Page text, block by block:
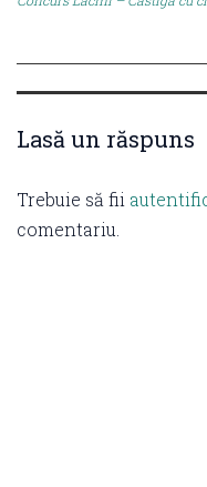
Lasă un răspuns
Trebuie să fii
comentariu.